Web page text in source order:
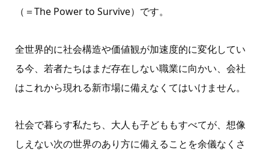
（＝The Power to Survive）です。
全世界的に社会構造や価値観が加速度的に変化してい
る今、若者たちはまだ存在しない職業に向かい、会社
はこれから現れる新市場に備えなくてはいけません。
社会で暮らす私たち、大人も子どももすべてが、想像
しえない次の世界のあり方に備えることを余儀なくさ